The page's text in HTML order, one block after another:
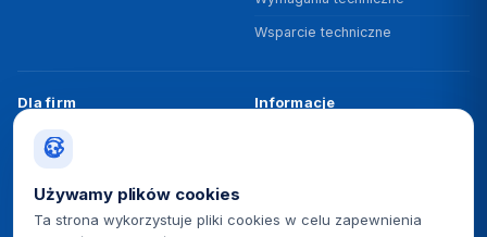
Wsparcie techniczne
Dla firm
Szkolenia zamknięte
Badanie potrzeb
Informacje
Polityka jakości ISO 9001
Używamy plików cookies
Ta strona wykorzystuje pliki cookies w celu zapewnienia